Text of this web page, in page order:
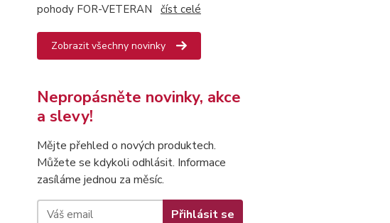
pohody FOR-VETERAN číst celé
Zobrazit všechny novinky
Nepropásněte novinky, akce
a slevy!
Mějte přehled o nových produktech.
Můžete se kdykoli odhlásit. Informace
zasíláme jednou za měsíc.
Přihlásit se